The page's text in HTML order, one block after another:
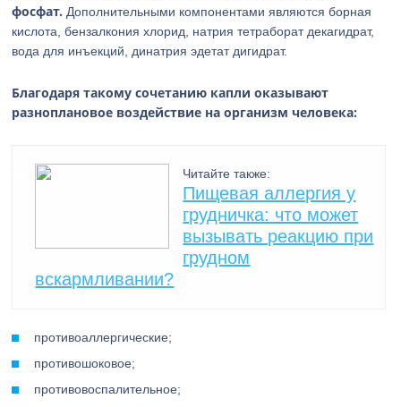
фосфат. Дополнительными компонентами являются борная
кислота, бензалкония хлорид, натрия тетраборат декагидрат,
вода для инъекций, динатрия эдетат дигидрат.
Благодаря такому сочетанию капли оказывают
разноплановое воздействие на организм человека:
Читайте также:
Пищевая аллергия у
грудничка: что может
вызывать реакцию при
грудном
вскармливании?
противоаллергические;
противошоковое;
противовоспалительное;